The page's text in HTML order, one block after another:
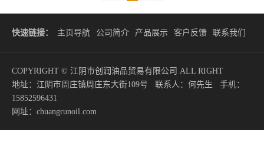
快速链接： 主页导航 公司简介 产品展示 客户反馈 联系我们
COPYRIGHT © 江阴市创润油品贸易有限公司 ALL RIGHT
地址：江阴市周庄镇周庄东大街109号 联系人：何先生 手机：
15852596431
网址：chuangrunoil.com